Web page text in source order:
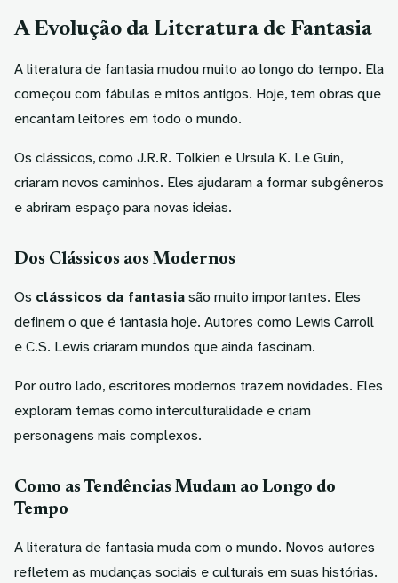
A Evolução da Literatura de Fantasia
A literatura de fantasia mudou muito ao longo do tempo. Ela
começou com fábulas e mitos antigos. Hoje, tem obras que
encantam leitores em todo o mundo.
Os clássicos, como J.R.R. Tolkien e Ursula K. Le Guin,
criaram novos caminhos. Eles ajudaram a formar subgêneros
e abriram espaço para novas ideias.
Dos Clássicos aos Modernos
Os clássicos da fantasiasão muito importantes. Eles
definem o que é fantasia hoje. Autores como Lewis Carroll
e C.S. Lewis criaram mundos que ainda fascinam.
Por outro lado, escritores modernos trazem novidades. Eles
exploram temas como interculturalidade e criam
personagens mais complexos.
Como as Tendências Mudam ao Longo do
Tempo
A literatura de fantasia muda com o mundo. Novos autores
refletem as mudanças sociais e culturais em suas histórias.